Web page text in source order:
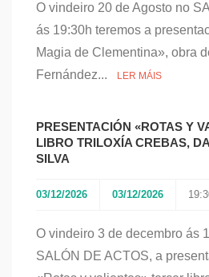
O vindeiro 20 de Agosto no
ás 19:30h teremos a
Magia de Clementina», obra
Fernández...
LER MÁIS
PRESENTACIÓN «ROTAS Y
LIBRO TRILOXÍA CREBAS,
SILVA
03/12/2026 03/12/2026
O vindeiro 3 de decembro ás
SALÓN DE ACTOS, a